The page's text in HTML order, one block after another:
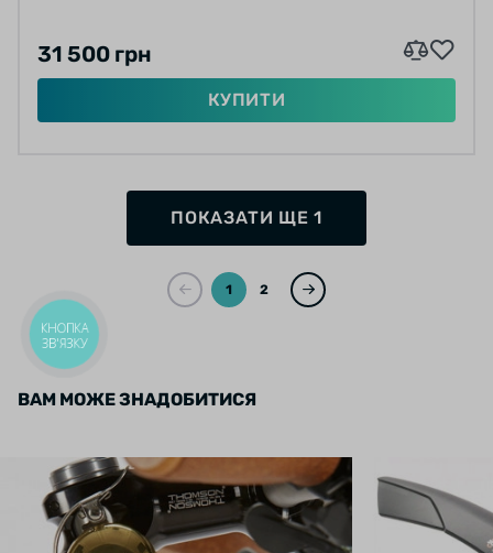
31 500 грн
КУПИТИ
ПОКАЗАТИ ЩЕ 1
1 2
ВАМ МОЖЕ ЗНАДОБИТИСЯ
КНОПКА
ЗВ'ЯЗКУ